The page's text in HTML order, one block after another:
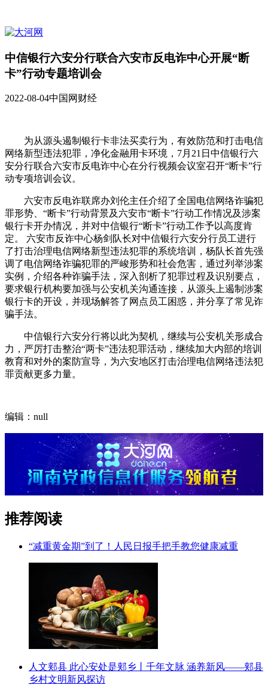
中信银行六安分行联合六安市反电诈中心开展“断
卡”行动专题培训会
2022-08-04中国网财经
为从源头遏制银行卡非法买卖行为，有效防范和打击电信
网络新型违法犯罪，净化金融用卡环境，7月21日中信银行六
安分行联合六安市反电诈中心在分行视频会议室召开“断卡”行
动专项培训会议。
六安市反电诈联席办刘伦主任介绍了全国电信网络诈骗犯
罪形势、“断卡”行动背景及六安市“断卡”行动工作情况及涉案
银行卡开办情况，并对中信银行“断卡”行动工作予以高度肯
定。 六安市反诈中心杨剑队长对中信银行六安分行员工进行
了打击治理电信网络新型违法犯罪的系统培训，杨队长首先强
调了电信网络诈骗犯罪的严峻形势和社会危害，通过列举涉案
实例，介绍各种诈骗手法，深入剖析了犯罪过程及识别要点，
要求银行机构要加强与公安机关沟通连接，从源头上遏制涉案
银行卡的开设，并现场解答了网点员工困惑，并分享了常见诈
骗手法。
中信银行六安分行将以此为契机，继续与公安机关形成合
力，严厉打击整治“两卡”违法犯罪活动，继续加大内部的培训
教育和对外的案防宣导，为六安地区打击治理电信网络违法犯
罪贡献更多力量。
编辑：null
推荐阅读
“减重黄金期”到了！人民日报手把手教您健康减重
人文郏县 此心安处是郏乡丨千年文脉 涵养新风——郏县
乡村文明新风探访